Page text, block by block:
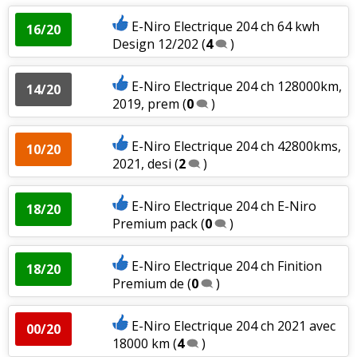
16/20
E-Niro Electrique 204 ch 64 kwh
Design 12/202 (4 )
14/20
E-Niro Electrique 204 ch 128000km,
2019, prem (0 )
10/20
E-Niro Electrique 204 ch 42800kms,
2021, desi (2 )
18/20
E-Niro Electrique 204 ch E-Niro
Premium pack(0 )
18/20
E-Niro Electrique 204 ch Finition
Premium de (0 )
00/20
E-Niro Electrique 204 ch 2021 avec
18000 km (4 )